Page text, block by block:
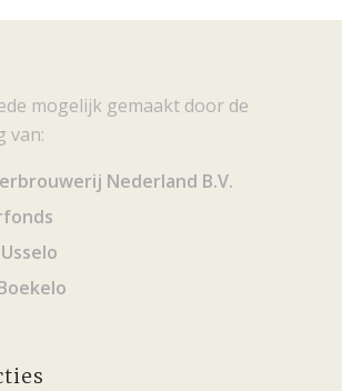
mogelijk gemaakt door de
van:
Nederland B.V.